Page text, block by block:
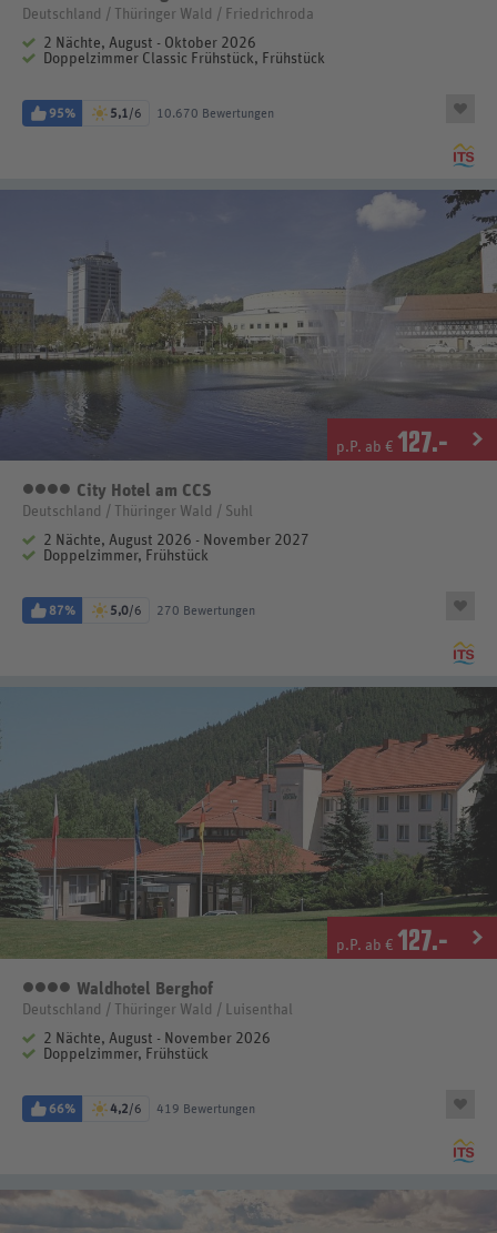
Deutschland / Thüringer Wald / Friedrichroda
2 Nächte, August - Oktober 2026
Doppelzimmer Classic Frühstück, Frühstück
95% 5,1/6 10.670 Bewertungen
p.P. ab € 127.-
4 Sterne
City Hotel am CCS
Deutschland / Thüringer Wald / Suhl
2 Nächte, August 2026 - November 2027
Doppelzimmer, Frühstück
87% 5,0/6 270 Bewertungen
p.P. ab € 127.-
4 Sterne
Waldhotel Berghof
Deutschland / Thüringer Wald / Luisenthal
2 Nächte, August - November 2026
Doppelzimmer, Frühstück
66% 4,2/6 419 Bewertungen